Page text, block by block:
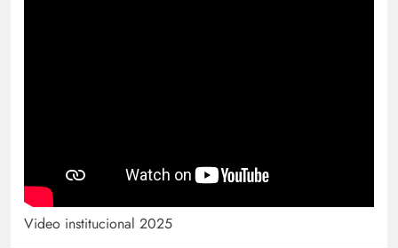
Video institucional 2025